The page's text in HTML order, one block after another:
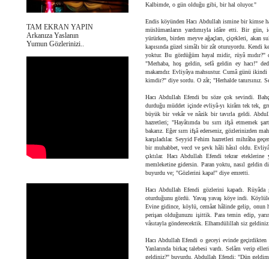
TAM EKRAN YAPIN
Arkanıza Yaslanın
Yumun Gözlerinizi..
Kalbimde, o gün olduğu gibi, bir hal oluyor."
Endis köyünden Hacı Abdullah ismine bir kimse
müslümanların yardımıyla idâre etti. Bir gün,
yürürken, birden meyve ağaçları, çiçekleri, akan
kapısında güzel simâlı bir zât oturuyordu. Kendi
yoktur. Bu gördüğüm hayal midir, rüyâ mıdır?"
"Merhaba, hoş geldin, sefâ geldin ey hacı!"
makamdır. Evliyâya mahsustur. Cumâ günü ikindi
kimdir?" diye sordu. O zât; "Herhalde tanırsınız.
Hacı Abdullah Efendi bu söze çok sevindi.
durduğu müddet içinde evliyâ-yı kirâm tek tek,
büyük bir vekâr ve nâzik bir tavırla geldi.
hazretleri; "Hayâtımda bu sırrı ifşâ etmemek
bakarız. Eğer sırrı ifşâ ederseniz, gözlerinizden
karşıladılar. Seyyid Fehim hazretleri mihrâba
bir muhabbet, vecd ve şevk hâli hâsıl oldu.
çıktılar. Hacı Abdullah Efendi tekrar
memleketine gidersin. Paran yoktu, nasıl geldin
buyurdu ve; "Gözlerini kapa!" diye emretti.
Hacı Abdullah Efendi gözlerini kapadı.
oturduğunu gördü. Yavaş yavaş köye indi.
Evine gidince, köylü, cemâat hâlinde gelip, onun
perişan olduğunuzu işittik. Para temin edip,
vâsıtayla gönderecektik. Elhamdülillah siz
Hacı Abdullah Efendi o geceyi evinde
Yanlarında birkaç talebesi vardı. Selâm verip
geldiniz?" buyurdu. Abdullah Efendi; "Dün